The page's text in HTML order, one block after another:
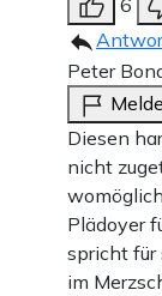
6
Peter
Diesen
nicht
Plädoyer
spricht für
im